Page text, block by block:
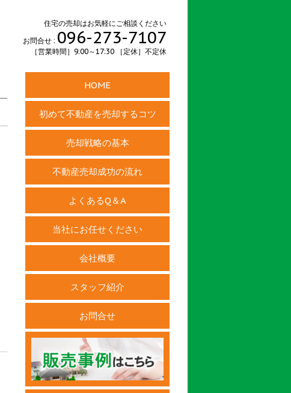
住宅の売却はお気軽にご相談ください
お問合せ : 096-273-7107
［営業時間］9:00～17:30 ［定休］不定休
HOME
初めて不動産を売却するコツ
売却戦略の基本
不動産売却成功の流れ
よくあるQ＆A
当社にお任せください
会社概要
スタッフ紹介
お問合せ